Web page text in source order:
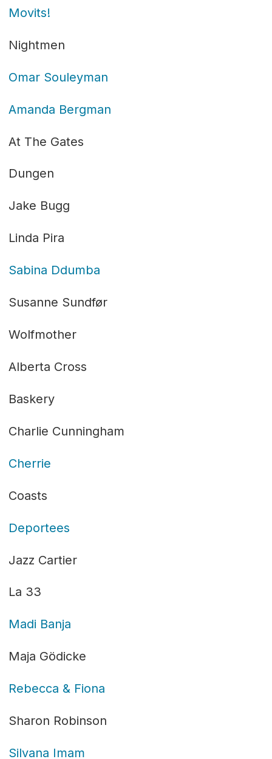
Movits!
Nightmen
Omar Souleyman
Amanda Bergman
At The Gates
Dungen
Jake Bugg
Linda Pira
Sabina Ddumba
Susanne Sundfør
Wolfmother
Alberta Cross
Baskery
Charlie Cunningham
Cherrie
Coasts
Deportees
Jazz Cartier
La 33
Madi Banja
Maja Gödicke
Rebecca & Fiona
Sharon Robinson
Silvana Imam